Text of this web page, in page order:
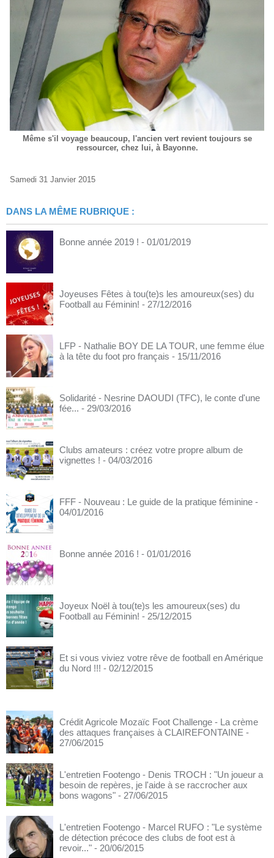
Même s'il voyage beaucoup, l'ancien vert revient toujours se
ressourcer, chez lui, à Bayonne.
Samedi 31 Janvier 2015
DANS LA MÊME RUBRIQUE :
Bonne année 2019 ! - 01/01/2019
Joyeuses Fêtes à tou(te)s les amoureux(ses) du
Football au Féminin! - 27/12/2016
LFP - Nathalie BOY DE LA TOUR, une femme élue
à la tête du foot pro français - 15/11/2016
Solidarité - Nesrine DAOUDI (TFC), le conte d'une
fée... - 29/03/2016
Clubs amateurs : créez votre propre album de
vignettes ! - 04/03/2016
FFF - Nouveau : Le guide de la pratique féminine -
04/01/2016
Bonne année 2016 ! - 01/01/2016
Joyeux Noël à tou(te)s les amoureux(ses) du
Football au Féminin! - 25/12/2015
Et si vous viviez votre rêve de football en Amérique
du Nord !!! - 02/12/2015
Crédit Agricole Mozaïc Foot Challenge - La crème
des attaques françaises à CLAIREFONTAINE -
27/06/2015
L'entretien Footengo - Denis TROCH : "Un joueur a
besoin de repères, je l'aide à se raccrocher aux
bons wagons" - 27/06/2015
L'entretien Footengo - Marcel RUFO : "Le système
de détection précoce des clubs de foot est à
revoir..." - 20/06/2015